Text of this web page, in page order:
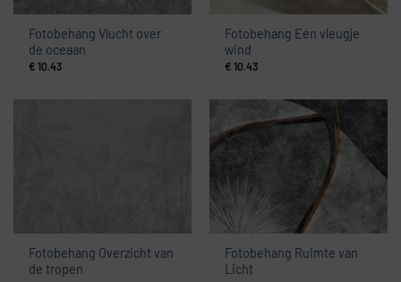
Fotobehang Vlucht over
de oceaan
€ 10.43
Fotobehang Een vleugje
wind
€ 10.43
Fotobehang Overzicht van
de tropen
Fotobehang Ruimte van
Licht